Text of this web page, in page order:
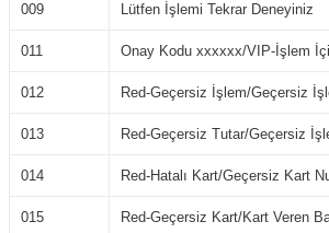
009 Lütfen İşlemi Tekrar Deneyiniz
011 Onay Kodu xxxxxx/VIP-İşlem
012 Red-Geçersiz İşlem/Geçersiz
013 Red-Geçersiz Tutar/Geçersiz
014 Red-Hatalı Kart/Geçersiz Kart
015 Red-Geçersiz Kart/Kart Veren